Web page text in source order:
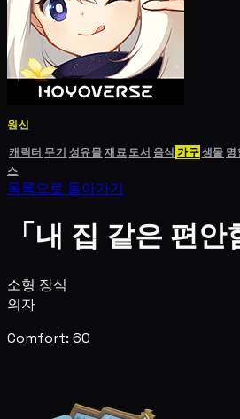
원신
캐릭터 무기 성유물재료도서 음식 가구생물 명
스
목록으로 돌아가기
「내 집 같은 편안
소형 장식
의자
Comfort: 60